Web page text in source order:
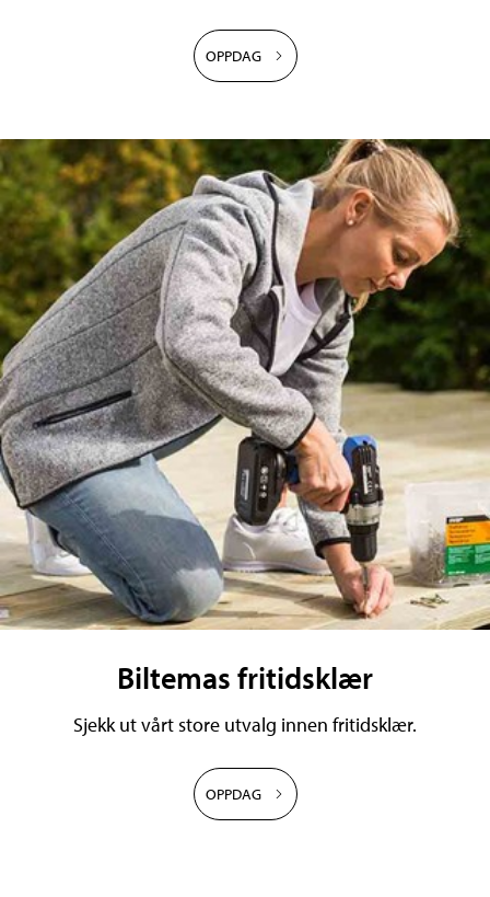
OPPDAG
Biltemas fritidsklær
Sjekk ut vårt store utvalg innen fritidsklær.
OPPDAG